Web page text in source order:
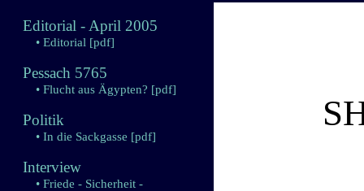
Editorial - April 2005
• Editorial [pdf]
Pessach 5765
• Flucht aus Ägypten? [pdf]
Politik
• In die Sackgasse [pdf]
Interview
• Friede - Sicherheit -